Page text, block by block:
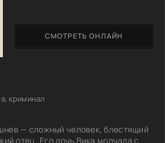
криминал
— сложный человек, блестящий
отец. Его дочь Вика молчала с
СМОТРЕТЬ ОНЛАЙН